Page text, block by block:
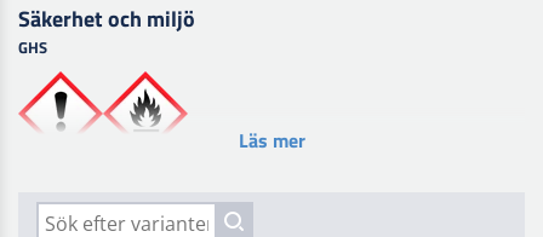
Säkerhet och miljö
GHS
Läs mer